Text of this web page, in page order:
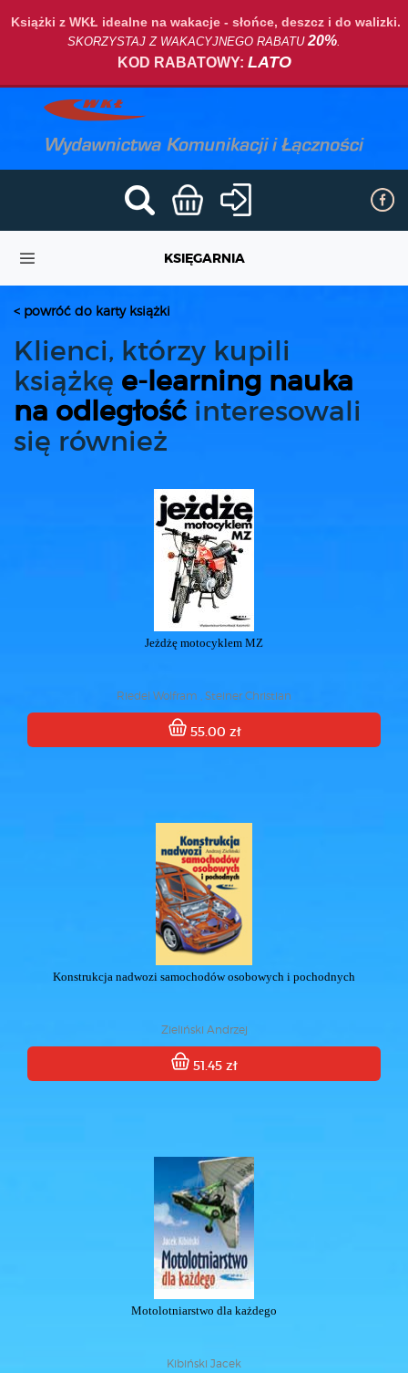
Książki z WKŁ idealne na wakacje - słońce, deszcz i do walizki.
SKORZYSTAJ Z WAKACYJNEGO RABATU20%.
KOD RABATOWY: LATO
KSIĘGARNIA
< powróć do karty książki
Klienci, którzy kupili
książkę e-learning nauka
na odległośćinteresowali
się również
Jeżdżę motocyklem MZ
Riedel Wolfram , Steiner Christian
55.00 zł
Konstrukcja nadwozi samochodów osobowych i pochodnych
Zieliński Andrzej
51.45 zł
Motolotniarstwo dla każdego
Kibiński Jacek